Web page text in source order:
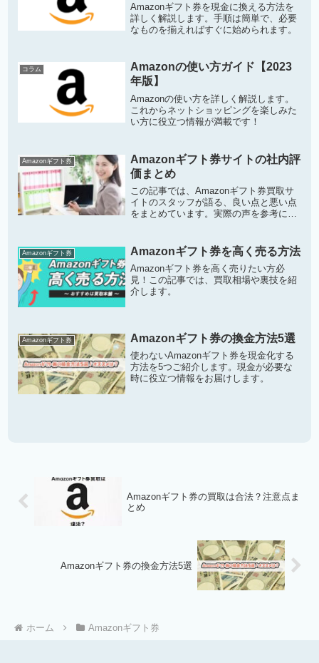
Amazonギフト券を現金に換える方法を
詳しく解説します。手順は簡単で、必要
なものを揃えればすぐに始められます。
コラム
Amazonの使い方ガイド【2023
年版】
Amazonの使い方を詳しく解説します。
これからネットショッピングを楽しみた
い方に役立つ情報が満載です！
Amazonギフト券
Amazonギフト券サイトの社内評
価まとめ
この記事では、Amazonギフト券買取サ
イトのスタッフが語る、良い点と悪い点
をまとめています。実際の声を参考にし
Amazonギフト券 Amazonギフト券を高く売る方法
Amazonギフト券を高く売りたい方必
見！この記事では、買取相場や裏技を紹
介します。
Amazonギフト券 Amazonギフト券の換金方法5選
使わないAmazonギフト券を現金化する
方法を5つご紹介します。現金が必要な
時に役立つ情報をお届けします。
Amazonギフト券の買取は合法？注意点ま
とめ
Amazonギフト券の換金方法5選
ホーム Amazonギフト券